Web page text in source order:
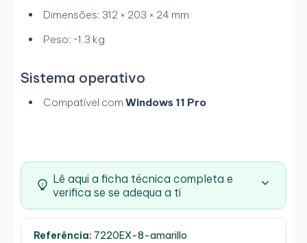
Dimensões: 312 × 203 × 24 mm
Peso: ~1.3 kg
Sistema operativo
Compatível com Windows 11 Pro
Lê aqui a ficha técnica completa e
verifica se se adequa a ti
Referência: 7220EX-8-amarillo